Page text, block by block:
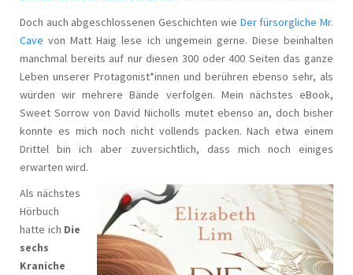
Doch auch abgeschlossenen Geschichten wie Der fürsorgliche Mr.
Cave von Matt Haig lese ich ungemein gerne. Diese beinhalten
manchmal bereits auf nur diesen 300 oder 400 Seiten das ganze
Leben unserer Protagonist*innen und berühren ebenso sehr, als
würden wir mehrere Bände verfolgen. Mein nächstes eBook,
Sweet Sorrow von David Nicholls mutet ebenso an, doch bisher
konnte es mich noch nicht vollends packen. Nach etwa einem
Drittel bin ich aber zuversichtlich, dass mich noch einiges
erwarten wird.
Als nächstes
Hörbuch
hatte ich Die
sechs
Kraniche